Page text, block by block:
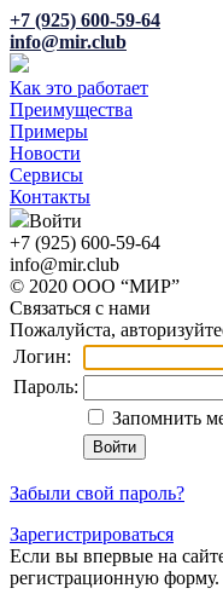
+7 (925) 600-59-64
info@mir.club
Как это работает
Преимущества
Примеры
Новости
Сервисы
Контакты
Войти
+7 (925) 600-59-64
info@mir.club
© 2020 ООО “МИР”
Связаться с нами
Пожалуйста,
Логин:
Пароль:
Запомнить
Забыли свой пароль?
Зарегистрироваться
Если вы впервые на
регистрационную форму.